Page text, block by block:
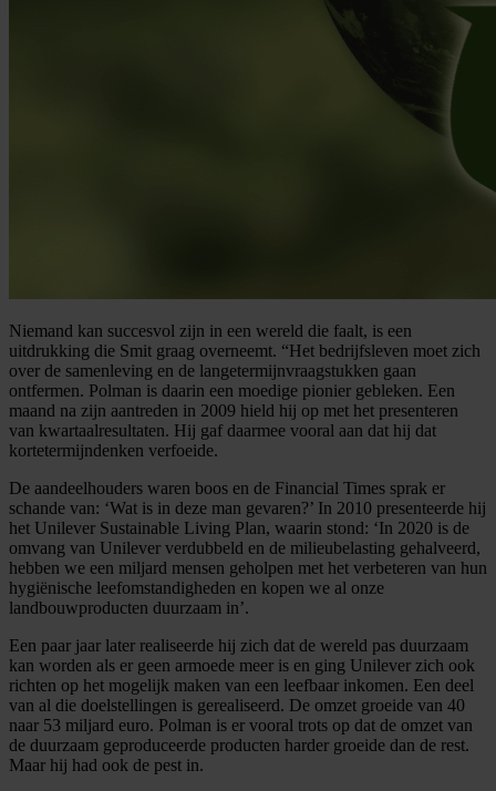
Niemand kan succesvol zijn in een wereld die faalt, is een
uitdrukking die Smit graag overneemt. “Het bedrijfsleven moet zich
over de samenleving en de langetermijnvraagstukken gaan
ontfermen. Polman is daarin een moedige pionier gebleken. Een
maand na zijn aantreden in 2009 hield hij op met het presenteren
van kwartaalresultaten. Hij gaf daarmee vooral aan dat hij dat
kortetermijndenken verfoeide.
De aandeelhouders waren boos en de Financial Times sprak er
schande van: ‘Wat is in deze man gevaren?’ In 2010 presenteerde hij
het Unilever Sustainable Living Plan, waarin stond: ‘In 2020 is de
omvang van Unilever verdubbeld en de milieubelasting gehalveerd,
hebben we een miljard mensen geholpen met het verbeteren van hun
hygiënische leefomstandigheden en kopen we al onze
landbouwproducten duurzaam in’.
Een paar jaar later realiseerde hij zich dat de wereld pas duurzaam
kan worden als er geen armoede meer is en ging Unilever zich ook
richten op het mogelijk maken van een leefbaar inkomen. Een deel
van al die doelstellingen is gerealiseerd. De omzet groeide van 40
naar 53 miljard euro. Polman is er vooral trots op dat de omzet van
de duurzaam geproduceerde producten harder groeide dan de rest.
Maar hij had ook de pest in.